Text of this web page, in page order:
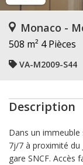
Monaco -
508 m² 4 Pièces
VA-M2009-S44
Description
Dans un immeuble
7j/7 à proximité du
gare SNCF. Accès